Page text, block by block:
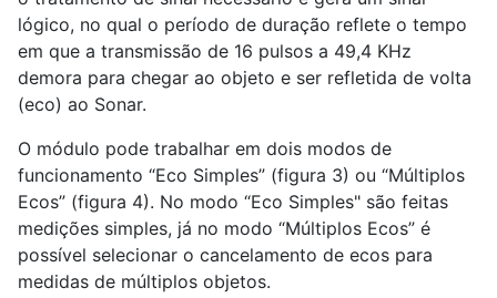
lógico, no qual o período de duração reflete o tempo
em que a transmissão de 16 pulsos a 49,4 KHz
demora para chegar ao objeto e ser refletida de volta
(eco) ao Sonar.
O módulo pode trabalhar em dois modos de
funcionamento “Eco Simples” (figura 3) ou “Múltiplos
Ecos” (figura 4). No modo “Eco Simples" são feitas
medições simples, já no modo “Múltiplos Ecos” é
possível selecionar o cancelamento de ecos para
medidas de múltiplos objetos.